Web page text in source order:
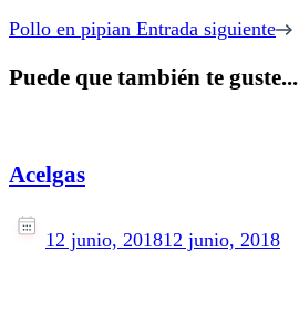
Pollo en pipian Entrada siguiente
Puede que también te guste...
Acelgas
12 junio, 201812 junio, 2018